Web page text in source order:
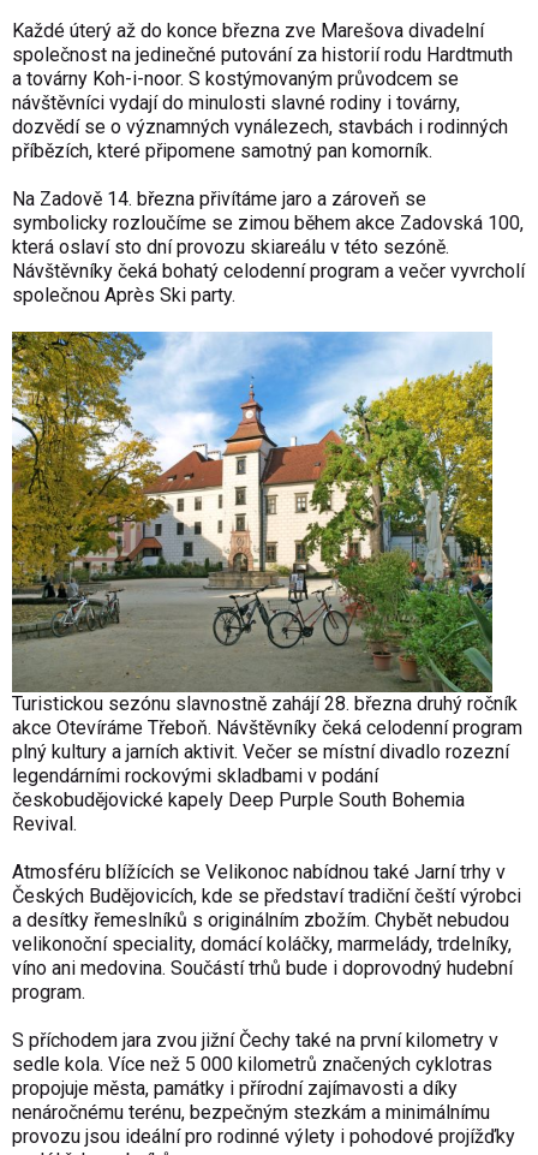
Každé úterý až do konce března zve Marešova divadelní
společnost na jedinečné putování za historií rodu Hardtmuth
a továrny Koh-i-noor. S kostýmovaným průvodcem se
návštěvníci vydají do minulosti slavné rodiny i továrny,
dozvědí se o významných vynálezech, stavbách i rodinných
příbězích, které připomene samotný pan komorník.
Na Zadově 14. března přivítáme jaro a zároveň se
symbolicky rozloučíme se zimou během akce Zadovská 100,
která oslaví sto dní provozu skiareálu v této sezóně.
Návštěvníky čeká bohatý celodenní program a večer vyvrcholí
společnou Après Ski party.
Turistickou sezónu slavnostně zahájí 28. března druhý ročník
akce Otevíráme Třeboň. Návštěvníky čeká celodenní program
plný kultury a jarních aktivit. Večer se místní divadlo rozezní
legendárními rockovými skladbami v podání
českobudějovické kapely Deep Purple South Bohemia
Revival.
Atmosféru blížících se Velikonoc nabídnou také Jarní trhy v
Českých Budějovicích, kde se představí tradiční čeští výrobci
a desítky řemeslníků s originálním zbožím. Chybět nebudou
velikonoční speciality, domácí koláčky, marmelády, trdelníky,
víno ani medovina. Součástí trhů bude i doprovodný hudební
program.
S příchodem jara zvou jižní Čechy také na první kilometry v
sedle kola. Více než 5 000 kilometrů značených cyklotras
propojuje města, památky i přírodní zajímavosti a díky
nenáročnému terénu, bezpečným stezkám a minimálnímu
provozu jsou ideální pro rodinné výlety i pohodové projížďky